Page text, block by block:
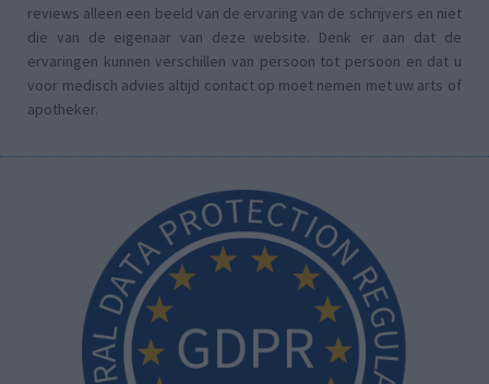
reviews alleen een beeld van de ervaring van de schrijvers en niet
die van de eigenaar van deze website. Denk er aan dat de
ervaringen kunnen verschillen van persoon tot persoon en dat u
voor medisch advies altijd contact op moet nemen met uw arts of
apotheker.